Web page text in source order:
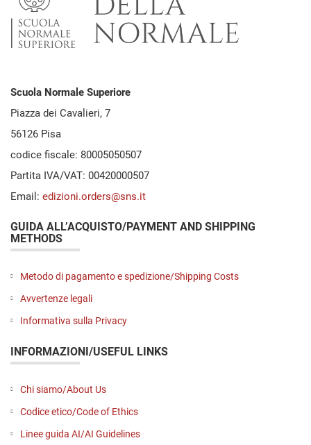
Scuola Normale Superiore
Piazza dei Cavalieri, 7
56126 Pisa
codice fiscale: 80005050507
Partita IVA/VAT: 00420000507
Email: edizioni.orders@sns.it
GUIDA ALL’ACQUISTO/PAYMENT AND SHIPPING
METHODS
Metodo di pagamento e spedizione/Shipping Costs
Avvertenze legali
Informativa sulla Privacy
INFORMAZIONI/USEFUL LINKS
Chi siamo/About Us
Codice etico/Code of Ethics
Linee guida AI/AI Guidelines